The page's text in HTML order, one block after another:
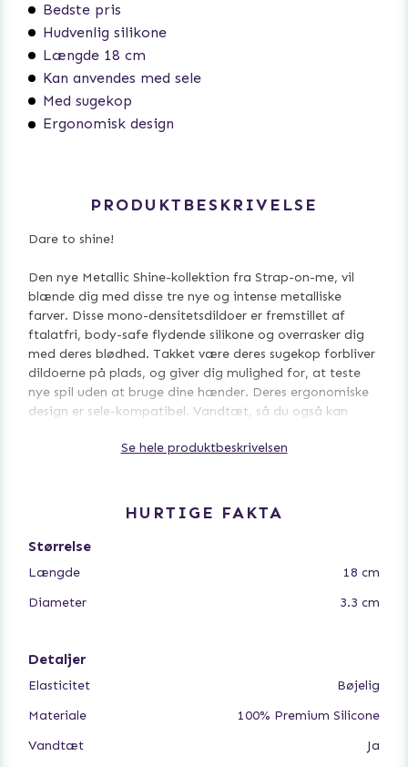
Bedste pris
Hudvenlig silikone
Længde 18 cm
Kan anvendes med sele
Med sugekop
Ergonomisk design
PRODUKTBESKRIVELSE
Dare to shine!
Den nye Metallic Shine-kollektion fra Strap-on-me, vil
blænde dig med disse tre nye og intense metalliske
farver. Disse mono-densitetsdildoer er fremstillet af
ftalatfri, body-safe flydende silikone og overrasker dig
med deres blødhed. Takket være deres sugekop forbliver
dildoerne på plads, og giver dig mulighed for, at teste
nye spil uden at bruge dine hænder. Deres ergonomiske
design er sele-kompatibel. Vandtæt, så du også kan
Se hele produktbeskrivelsen
HURTIGE FAKTA
Størrelse
Længde
18 cm
Diameter
3.3 cm
Detaljer
Elasticitet
Bøjelig
Materiale
100% Premium Silicone
Vandtæt
Ja